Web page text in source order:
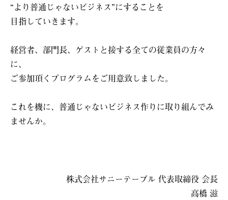
“より普通じゃないビジネス”にすることを
目指していきます。
経営者、部門長、ゲストと接する全ての従業員の方々
に、
ご参加頂くプログラムをご用意致しました。
これを機に、普通じゃないビジネス作りに取り組んでみ
ませんか。
株式会社サニーテーブル 代表取締役 会長
高橋 滋